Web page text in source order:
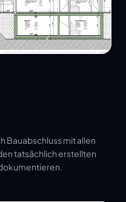
Bauabschluss mit allen
tatsächlich erstellten